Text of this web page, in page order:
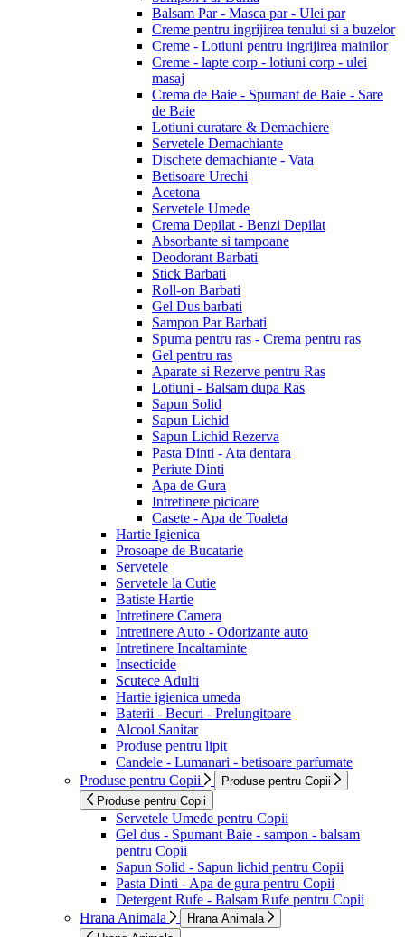
Balsam Par - Masca par - Ulei par
Creme pentru ingrijirea tenului si a buzelor
Creme - Lotiuni pentru ingrijirea mainilor
Creme - lapte corp - lotiuni corp - ulei
masaj
Crema de Baie - Spumant de Baie - Sare
de Baie
Lotiuni curatare & Demachiere
Servetele Demachiante
Dischete demachiante - Vata
Betisoare Urechi
Acetona
Servetele Umede
Crema Depilat - Benzi Depilat
Absorbante si tampoane
Deodorant Barbati
Stick Barbati
Roll-on Barbati
Gel Dus barbati
Sampon Par Barbati
Spuma pentru ras - Crema pentru ras
Gel pentru ras
Aparate si Rezerve pentru Ras
Lotiuni - Balsam dupa Ras
Sapun Solid
Sapun Lichid
Sapun Lichid Rezerva
Pasta Dinti - Ata dentara
Periute Dinti
Apa de Gura
Intretinere picioare
Casete - Apa de Toaleta
Hartie Igienica
Prosoape de Bucatarie
Servetele
Servetele la Cutie
Batiste Hartie
Intretinere Camera
Intretinere Auto - Odorizante auto
Intretinere Incaltaminte
Insecticide
Scutece Adulti
Hartie igienica umeda
Baterii - Becuri - Prelungitoare
Alcool Sanitar
Produse pentru lipit
Candele - Lumanari - betisoare parfumate
Produse pentru Copii
Produse pentru Copii
Produse pentru Copii
Servetele Umede pentru Copii
Gel dus - Spumant Baie - sampon - balsam
pentru Copii
Sapun Solid - Sapun lichid pentru Copii
Pasta Dinti - Apa de gura pentru Copii
Detergent Rufe - Balsam Rufe pentru Copii
Hrana Animala
Hrana Animala